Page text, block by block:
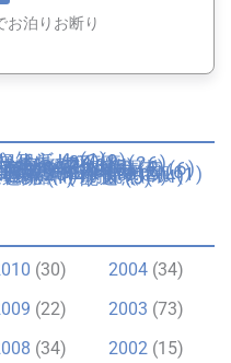
お泊りお断り
知らせ (1)
イギリス (9)
生活 (34)
トリック行事 (26)
イト (7)
トリュフ (3)
ージアム (5)
通 (16) 仮装 (4)
回想録 (12) 園芸 (6)
(24) 容姿 (6)
所・警察 (3)
成長 (16) 手続き (6)
用品 (2) 時間 (2)
候 (25) 海 (13) 湖 (1)
画材 (1) 病院 (19)
免許 (4) 自然 (14)
遺跡 (1) 配送 (5)
(30)
(22)
(34)
2004 (34)
2003 (73)
2002 (15)